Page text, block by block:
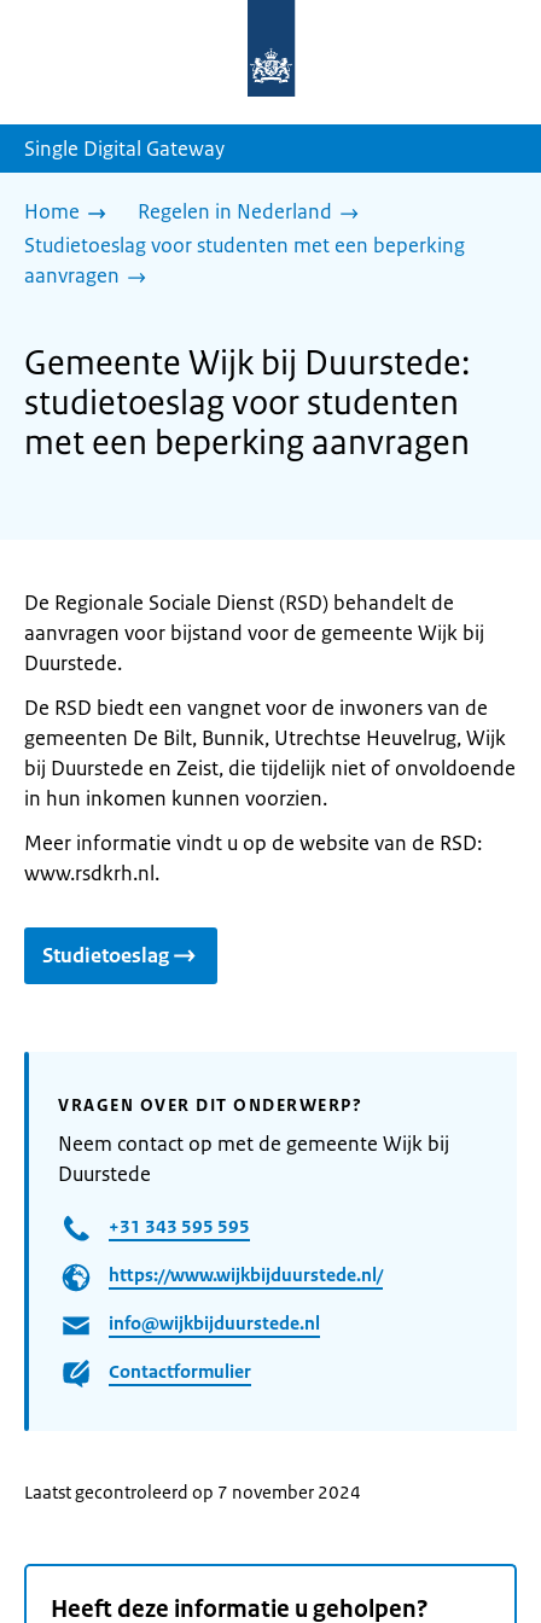
homepage
Single Digital Gateway
Home
Regelen in Nederland
Studietoeslag voor studenten met een beperking
aanvragen
Gemeente Wijk bij Duurstede:
studietoeslag voor studenten
met een beperking aanvragen
De Regionale Sociale Dienst (RSD) behandelt de
aanvragen voor bijstand voor de gemeente Wijk bij
Duurstede.
De RSD biedt een vangnet voor de inwoners van de
gemeenten De Bilt, Bunnik, Utrechtse Heuvelrug, Wijk
bij Duurstede en Zeist, die tijdelijk niet of onvoldoende
in hun inkomen kunnen voorzien.
Meer informatie vindt u op de website van de RSD:
www.rsdkrh.nl.
Studietoeslag
VRAGEN OVER DIT ONDERWERP?
Neem contact op met de gemeente Wijk bij
Duurstede
+31 343 595 595
https://www.wijkbijduurstede.nl/
info@wijkbijduurstede.nl
Contactformulier
Laatst gecontroleerd op 7 november 2024
Heeft deze informatie u geholpen?